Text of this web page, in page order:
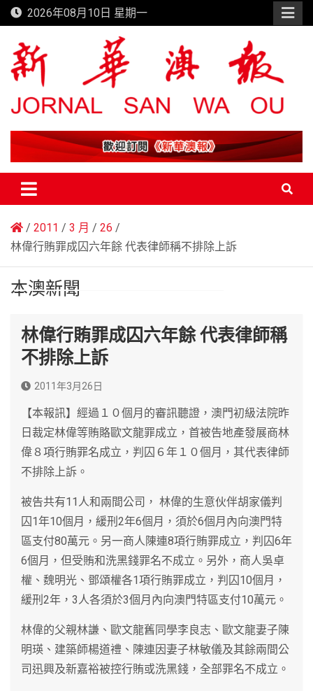
Skip
to
content
2026年08月10日 星期一
新華澳報
2011 3 月
26
林偉行賄罪成囚六年餘 代表律師稱不排除上訴
本澳新聞
林偉行賄罪成囚六年餘 代表律師稱
不排除上訴
2011年3月26日
【本報訊】經過１０個月的審訊聽證，澳門初級法院昨
日裁定林偉等賄賂歐文龍罪成立，首被告地產發展商林
偉８項行賄罪名成立，判囚６年１０個月，其代表律師
不排除上訴。
被告共有11人和兩間公司， 林偉的生意伙伴胡家儀判
囚1年10個月，緩刑2年6個月，須於6個月內向澳門特
區支付80萬元。另一商人陳連8項行賄罪成立，判囚6年
6個月，但受賄和洗黑錢罪名不成立。另外，商人吳卓
權、魏明光、鄧頌權各1項行賄罪成立，判囚10個月，
緩刑2年，3人各須於3個月內向澳門特區支付10萬元。
林偉的父親林謙、歐文龍舊同學李良志、歐文龍妻子陳
明瑛、建築師楊道禮、陳連因妻子林敏儀及其餘兩間公
司迅興及新嘉裕被控行賄或洗黑錢，全部罪名不成立。